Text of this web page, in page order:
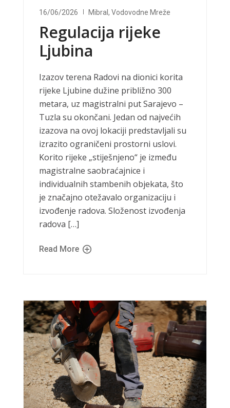
16/06/2026 Mibral, Vodovodne Mreže
Regulacija rijeke
Ljubina
Izazov terena Radovi na dionici korita
rijeke Ljubine dužine približno 300
metara, uz magistralni put Sarajevo –
Tuzla su okončani. Jedan od najvećih
izazova na ovoj lokaciji predstavljali su
izrazito ograničeni prostorni uslovi.
Korito rijeke „stiješnjeno“ je između
magistralne saobraćajnice i
individualnih stambenih objekata, što
je značajno otežavalo organizaciju i
izvođenje radova. Složenost izvođenja
radova […]
Read More